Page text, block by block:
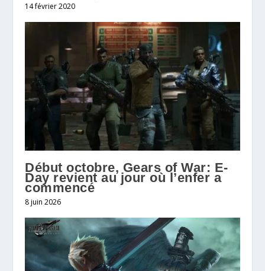
14 février 2020
Début octobre, Gears of War: E-
Day revient au jour où l’enfer a
commencé
8 juin 2026